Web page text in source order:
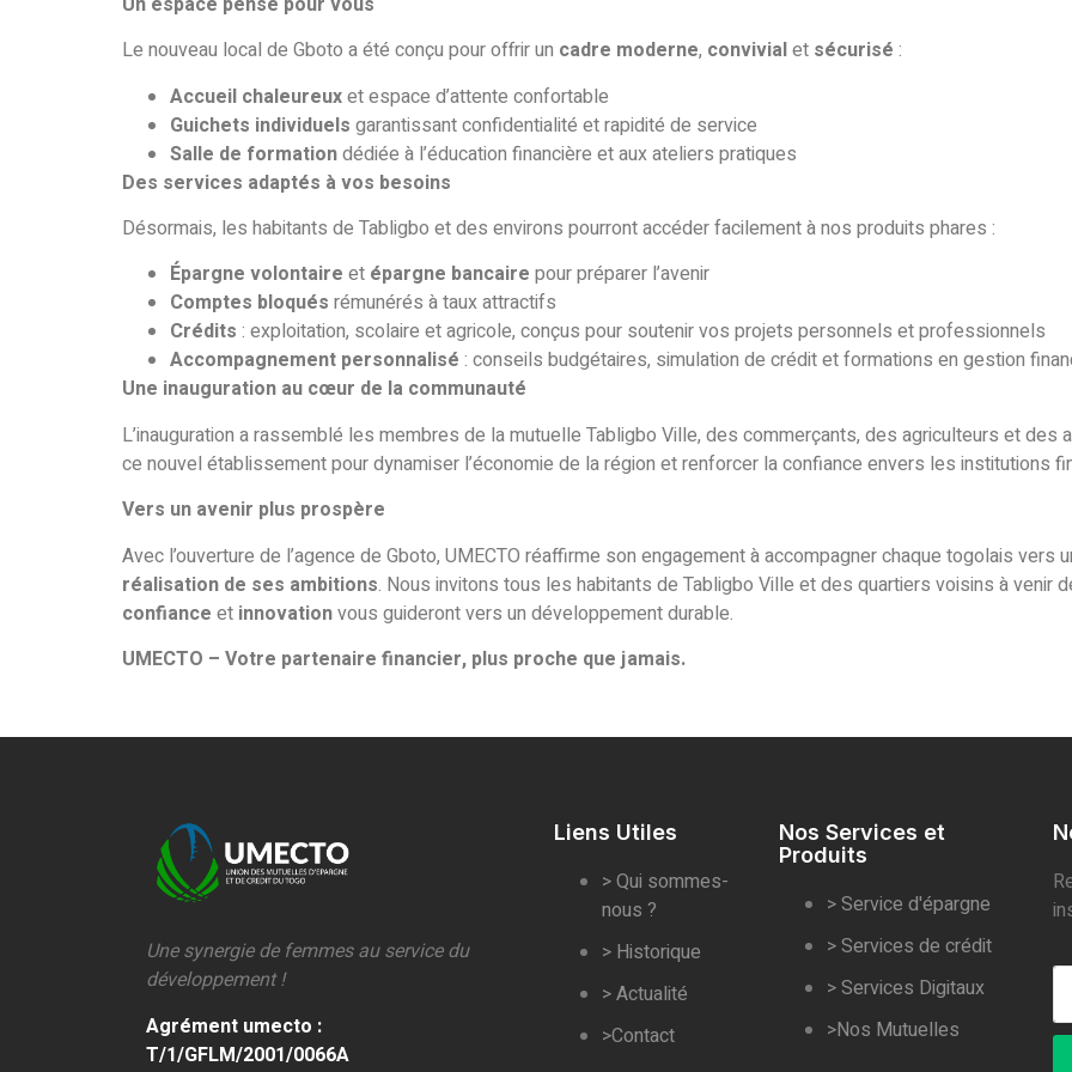
Le nouveau local de Gboto a été conçu pour offrir un cadre moderne, convivialet sécurisé :
Accueil chaleureuxet espace d’attente confortable
Guichets individuels garantissant confidentialité et rapidité de service
Salle de formationdédiée à l’éducation financière et aux ateliers pratiques
Des services adaptés à vos besoins
Désormais, les habitants de Tabligbo et des environs pourront accéder facilement à nos produits phares :
Épargne volontaire et épargne bancaire pour préparer l’avenir
Comptes bloqués rémunérés à taux attractifs
Crédits : exploitation, scolaire et agricole, conçus pour soutenir vos projets personnels et professionnels
Accompagnement personnalisé : conseils budgétaires, simulation de crédit et formations en gestion
Une inauguration au cœur de la communauté
L’inauguration a rassemblé les membres de la mutuelle Tabligbo Ville, des commerçants, des agriculteurs et des
ce nouvel établissement pour dynamiser l’économie de la région et renforcer la confiance envers les institutions
Vers un avenir plus prospère
Avec l’ouverture de l’agence de Gboto, UMECTO réaffirme son engagement à accompagner chaque togolais vers
réalisation de ses ambitions. Nous invitons tous les habitants de Tabligbo Ville et des quartiers voisins à venir
confiance et innovationvous guideront vers un développement durable.
UMECTO – Votre partenaire financier, plus proche que jamais.
Une synergie de femmes au service du
développement !
Agrément umecto :
T/1/GFLM/2001/0066A
Liens Utiles
> Qui sommes-
nous ?
> Historique
> Actualité
>Contact
Nos Services et
Produits
> Service d'épargne
> Services de crédit
> Services Digitaux
>Nos Mutuelles